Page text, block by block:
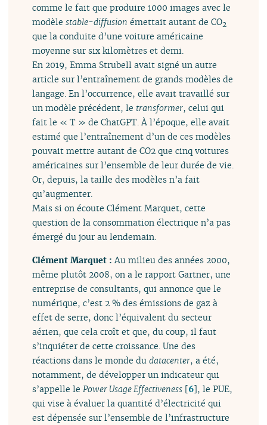
comme le fait que produire 1000 images avec le
modèlestable-diffusion émettait autant de CO2
que la conduite d’une voiture américaine
moyenne sur six kilomètres et demi.
En 2019, Emma Strubell avait signé un autre
article sur l’entraînement de grands modèles de
langage. En l’occurrence, elle avait travaillé sur
un modèle précédent, le transformer, celui qui
fait le « T » de ChatGPT. À l’époque, elle avait
estimé que l’entraînement d’un de ces modèles
pouvait mettre autant de CO2 que cinq voitures
américaines sur l’ensemble de leur durée de vie.
Or, depuis, la taille des modèles n’a fait
qu’augmenter.
Mais si on écoute Clément Marquet, cette
question de la consommation électrique n’a pas
émergé du jour au lendemain.
Clément Marquet :Au milieu des années 2000,
même plutôt 2008, on a le rapport Gartner, une
entreprise de consultants, qui annonce que le
numérique, c’est 2 % des émissions de gaz à
effet de serre, donc l’équivalent du secteur
aérien, que cela croît et que, du coup, il faut
s’inquiéter de cette croissance. Une des
réactions dans le monde dudatacenter, a été,
notamment, de développer un indicateur qui
s’appelle le Power Usage Effectiveness [6], le PUE,
qui vise à évaluer la quantité d’électricité qui
est dépensée sur l’ensemble de l’infrastructure